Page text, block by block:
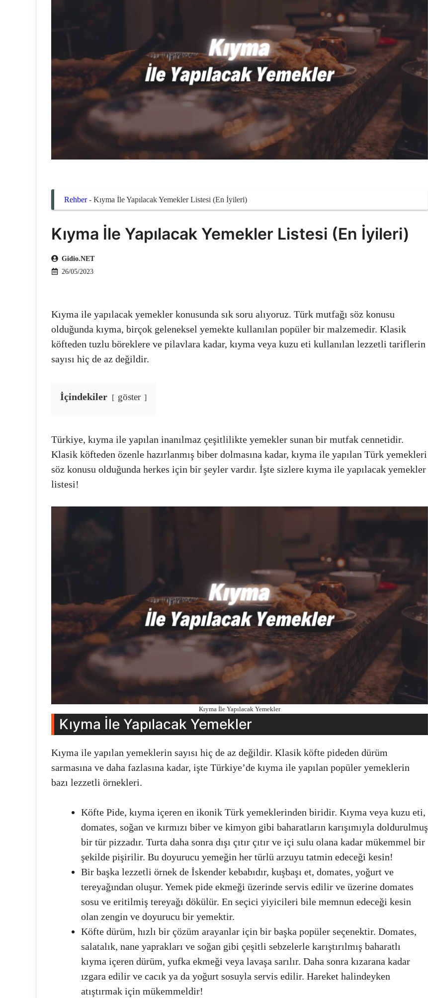
Rehber- Kıyma İle Yapılacak Yemekler Listesi (En İyileri)
Kıyma İle Yapılacak Yemekler Listesi (En İyileri)
Gidio.NET
26/05/2023
Kıyma ile yapılacak yemekler konusunda sık soru alıyoruz. Türk mutfağı söz konusu
olduğunda kıyma, birçok geleneksel yemekte kullanılan popüler bir malzemedir. Klasik
köfteden tuzlu böreklere ve pilavlara kadar, kıyma veya kuzu eti kullanılan lezzetli tariflerin
sayısı hiç de az değildir.
İçindekiler göster
Türkiye, kıyma ile yapılan inanılmaz çeşitlilikte yemekler sunan bir mutfak cennetidir.
Klasik köfteden özenle hazırlanmış biber dolmasına kadar, kıyma ile yapılan Türk yemekleri
söz konusu olduğunda herkes için bir şeyler vardır. İşte sizlere kıyma ile yapılacak yemekler
listesi!
Kıyma İle Yapılacak Yemekler
Kıyma İle Yapılacak Yemekler
Kıyma ile yapılan yemeklerin sayısı hiç de az değildir. Klasik köfte pideden dürüm
sarmasına ve daha fazlasına kadar, işte Türkiye’de kıyma ile yapılan popüler yemeklerin
bazı lezzetli örnekleri.
Köfte Pide, kıyma içeren en ikonik Türk yemeklerinden biridir. Kıyma veya kuzu eti,
domates, soğan ve kırmızı biber ve kimyon gibi baharatların karışımıyla doldurulmuş
bir tür pizzadır. Turta daha sonra dışı çıtır çıtır ve içi sulu olana kadar mükemmel bir
şekilde pişirilir. Bu doyurucu yemeğin her türlü arzuyu tatmin edeceği kesin!
Bir başka lezzetli örnek de İskender kebabıdır, kuşbaşı et, domates, yoğurt ve
tereyağından oluşur. Yemek pide ekmeği üzerinde servis edilir ve üzerine domates
sosu ve eritilmiş tereyağı dökülür. En seçici yiyicileri bile memnun edeceği kesin
olan zengin ve doyurucu bir yemektir.
Köfte dürüm, hızlı bir çözüm arayanlar için bir başka popüler seçenektir. Domates,
salatalık, nane yaprakları ve soğan gibi çeşitli sebzelerle karıştırılmış baharatlı
kıyma içeren dürüm, yufka ekmeği veya lavaşa sarılır. Daha sonra kızarana kadar
ızgara edilir ve cacık ya da yoğurt sosuyla servis edilir. Hareket halindeyken
atıştırmak için mükemmeldir!